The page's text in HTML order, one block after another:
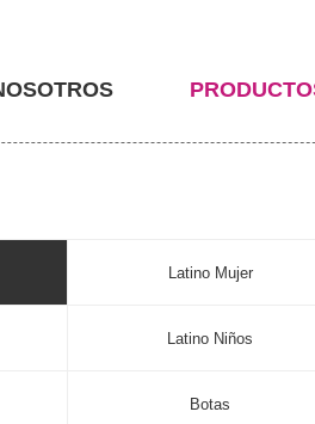
Latino Mujer
Latino Niños
Botas